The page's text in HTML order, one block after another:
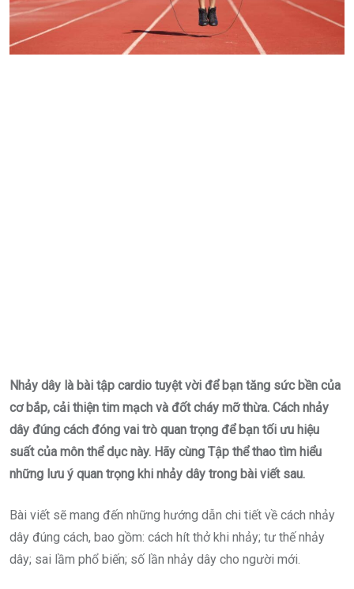
Nhảy dây là bài tập cardio tuyệt vời để bạn tăng sức bền của
cơ bắp, cải thiện tim mạch và đốt cháy mỡ thừa. Cách nhảy
dây đúng cách đóng vai trò quan trọng để bạn tối ưu hiệu
suất của môn thể dục này. Hãy cùng Tập thể thao tìm hiểu
những lưu ý quan trọng khi nhảy dây trong bài viết sau.
Bài viết sẽ mang đến những hướng dẫn chi tiết về cách nhảy
dây đúng cách, bao gồm: cách hít thở khi nhảy; tư thế nhảy
dây; sai lầm phổ biến; số lần nhảy dây cho người mới.